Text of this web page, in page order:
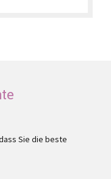
Sie die beste